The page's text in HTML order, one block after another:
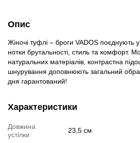
Опис
Жіночі туфлі – броги VADOS поєднують у
нотки брутальності, стиль та комфорт.
натуральних матеріалів, контрастна
шнурування доповнюють загальний
дня гарантований!
Характеристики
Довжина
устілки
23,5 см